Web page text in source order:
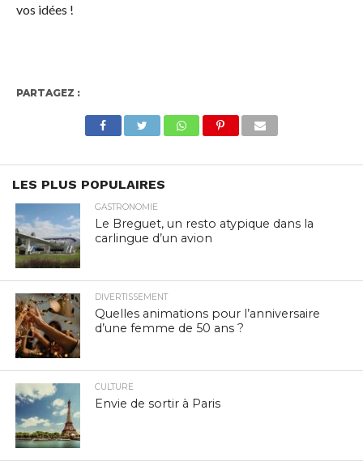
vos idées !
PARTAGEZ :
LES PLUS POPULAIRES
GASTRONOMIE
Le Breguet, un resto atypique dans la
carlingue d’un avion
DIVERTISSEMENT
Quelles animations pour l’anniversaire
d’une femme de 50 ans ?
CULTURE
Envie de sortir à Paris